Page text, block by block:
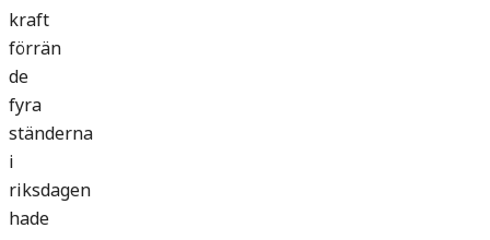
kraft
förrän
de
fyra
ständerna
i
riksdagen
hade